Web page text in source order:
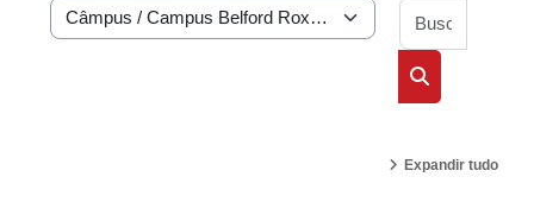
Categorias de Cursos
Expandir tudo